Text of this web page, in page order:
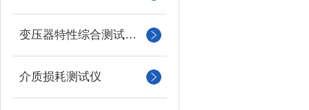
变压器特性综合测试台系列
介质损耗测试仪